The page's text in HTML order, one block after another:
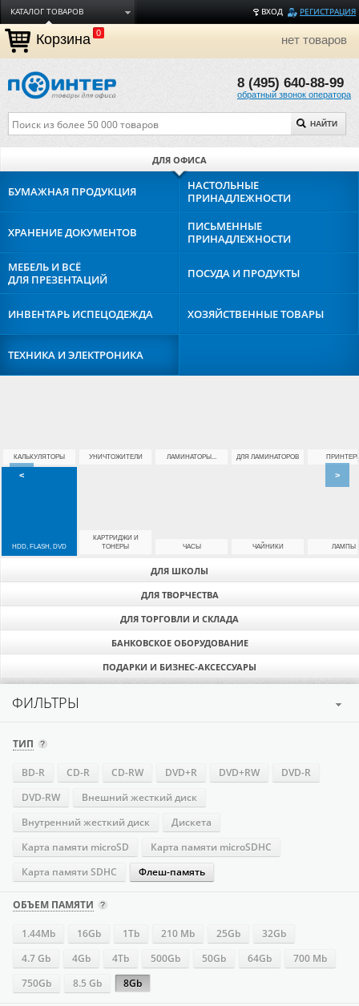
ВХОД РЕГИСТРАЦИЯ
КАТАЛОГ ТОВАРОВ
ДОСТАВКА
ОПЛАТА
ТОРГОВЫЕ МАРКИ
О КОМПАНИИ
Корзина 0 нет товаров
8 (495) 640-88-99
обратный звонок оператора
НАЙТИ
ДЛЯ ОФИСА
ДЛЯ ШКОЛЫ
ДЛЯ ТВОРЧЕСТВА
ДЛЯ ТОРГОВЛИ И СКЛАДА
БАНКОВСКОЕ ОБОРУДОВАНИЕ
ПОДАРКИ И БИЗНЕС-АКСЕССУАРЫ
БУМАЖНАЯ ПРОДУКЦИЯ
НАСТОЛЬНЫЕ
ПРИНАДЛЕЖНОСТИ
ХРАНЕНИЕДОКУМЕНТОВ
ПИСЬМЕННЫЕ
ПРИНАДЛЕЖНОСТИ
МЕБЕЛЬ И ВСЁ
ДЛЯ ПРЕЗЕНТАЦИЙ
ПОСУДА И ПРОДУКТЫ
ИНВЕНТАРЬ ИСПЕЦОДЕЖДА ХОЗЯЙСТВЕННЫЕТОВАРЫ
ТЕХНИКА ИЭЛЕКТРОНИКА
КАЛЬКУЛЯТОРЫ УНИЧТОЖИТЕЛИ ЛАМИНАТОРЫ... ДЛЯ ЛАМИНАТОРОВ
HDD, FLASH, DVD
КАРТРИДЖИ И
ТОНЕРЫ
ЧАСЫ ЧАЙНИКИ ЛАМПЫ
< >
ФИЛЬТРЫ
ТИП
BD-R CD-R CD-RW DVD+R DVD+RW
DVD-R
DVD-RW
Внешний жесткий диск
Внутренний жесткий диск
Дискета
Карта памяти microSD
Карта памяти microSDHC
Карта памяти SDHC
Флеш-память
ОБЪЕМ ПАМЯТИ
1.44Mb 16Gb 1Tb 210 Mb 25Gb
32Gb
4.7 Gb
4Gb 4Tb 500Gb 50Gb 64Gb
700 Mb
750Gb
8.5 Gb 8Gb